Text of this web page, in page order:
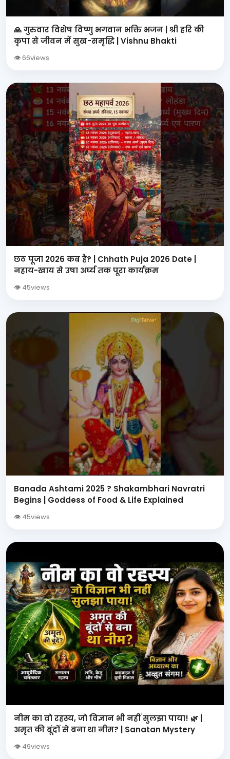
🙏 गुरुवार विशेष विष्णु भगवान भक्ति भजन | श्री हरि की
कृपा से जीवन में सुख-समृद्धि | Vishnu Bhakti
👁 66views
छठ पूजा 2026 कब है? | Chhath Puja 2026 Date |
नहाय-खाय से उषा अर्घ्य तक पूरा कार्यक्रम
👁 45views
Banada Ashtami 2025 ? Shakambhari Navratri
Begins | Goddess of Food & Life Explained
👁 45views
नीम का वो रहस्य, जो विज्ञान भी नहीं सुलझा पाया! 🌿 |
अमृत की बूंदों से बना था नीम? | Sanatan Mystery
👁 49views